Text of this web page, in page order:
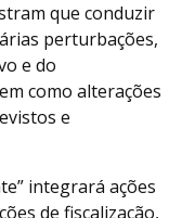
que conduzir
perturbações,
e do
como alterações
e
integrará ações
de fiscalização,